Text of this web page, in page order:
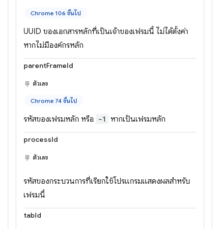
Chrome 106 ขึ้นไป
UUID ของเอกสารหลักที่เป็นเจ้าของเฟรมนี้ ไม่ได้ตั้งค่า
หากไม่มีองค์กรหลัก
parentFrameId
ตัวเลข
Chrome 74 ขึ้นไป
รหัสของเฟรมหลัก หรือ -1 หากเป็นเฟรมหลัก
processId
ตัวเลข
รหัสของกระบวนการที่เรียกใช้โปรแกรมแสดงผลสำหรับ
เฟรมนี้
tabId